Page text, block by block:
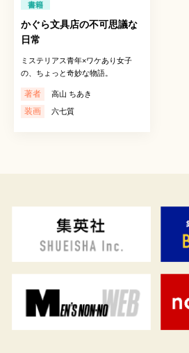
書籍
かぐら文具店の不可思議な
日常
ミステリアス青年×ワケあり女子
の、ちょっと奇妙な物語。
著者 高山 ちあき
装画 六七質